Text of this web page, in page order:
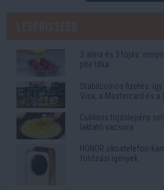
3 alma és 3 tojás:
pite titka
Stabilcoinos fizetés:
Visa, a Mastercard és a
Cukkinis tojáslepény
laktató vacsora
HONOR okostelefon-
fotózási igények